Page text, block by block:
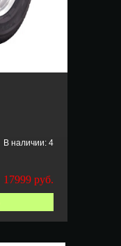
В наличии: 4
17999 руб.